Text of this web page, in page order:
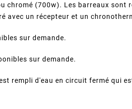
chromé (700w). Les barreaux sont
avec un récepteur et un
sur demande.
sur demande.
rempli d'eau en circuit fermé qui